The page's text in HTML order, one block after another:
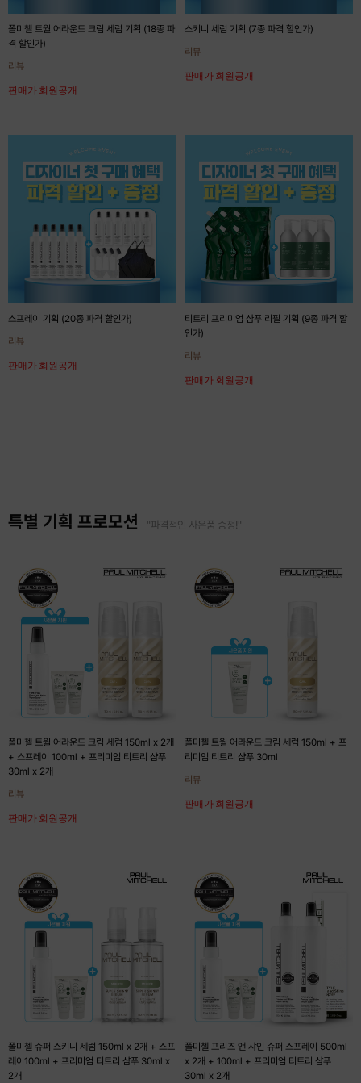
폴미첼 트월 어라운드 크림 세럼 기획 (18종 파
격 할인가)
리뷰
판매가 회원공개
스키니 세럼 기획 (7종 파격 할인가)
리뷰
판매가 회원공개
스프레이 기획 (20종 파격 할인가)
리뷰
판매가 회원공개
티트리 프리미엄 샴푸 리필 기획 (9종 파격 할
인가)
리뷰
판매가 회원공개
특별 기획 프로모션 "파격적인 사은품 증정!"
폴미첼 트월 어라운드 크림 세럼 150ml x 2개
+ 스프레이 100ml + 프리미엄 티트리 샴푸
30ml x 2개
리뷰
판매가 회원공개
폴미첼 트월 어라운드 크림 세럼 150ml + 프
리미엄 티트리 샴푸 30ml
리뷰
판매가 회원공개
폴미첼 슈퍼 스키니 세럼 150ml x 2개 + 스프
레이100ml + 프리미엄 티트리 샴푸 30ml x
2개
폴미첼 프리즈 앤 샤인 슈퍼 스프레이 500ml
x 2개 + 100ml + 프리미엄 티트리 샴푸
30ml x 2개